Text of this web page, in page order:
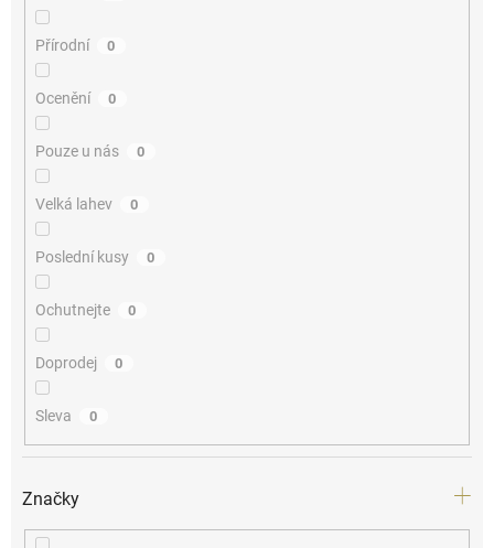
Přírodní 0
Ocenění 0
Pouze u nás 0
Velká lahev 0
Poslední kusy 0
Ochutnejte 0
Doprodej 0
Sleva 0
Značky